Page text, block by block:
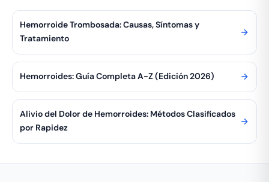
Hemorroide Trombosada: Causas, Síntomas y
Tratamiento
Hemorroides: Guía Completa A-Z (Edición 2026)
Alivio del Dolor de Hemorroides: Métodos Clasificados
por Rapidez